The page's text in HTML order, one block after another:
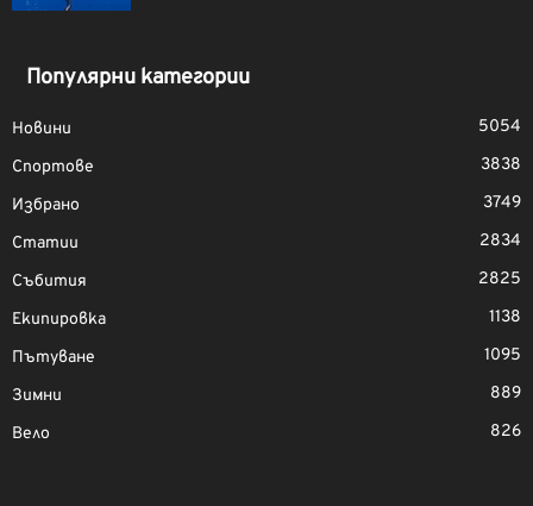
Популярни категории
Новини
5054
Спортове
3838
Избрано
3749
Статии
2834
Събития
2825
Екипировка
1138
Пътуване
1095
Зимни
889
Вело
826